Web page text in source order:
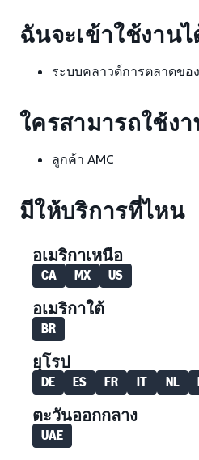
ฉันจะเข้าใช้งาน
ระบบคลาวด์การตลาดขอ
ใครสามารถใช้ง
ลูกค้า AMC
มีให้บริการที่ไหน
อเมริกาเหนือ
CA MX US
อเมริกาใต้
BR
ยุโรป
DE ES FR IT NL
ตะวันออกกลาง
UAE